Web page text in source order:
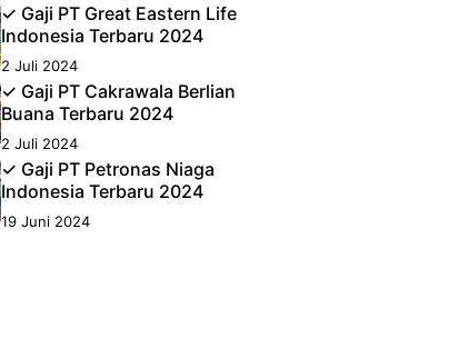
✓ Gaji PT Great Eastern Life
Indonesia Terbaru 2024
2 Juli 2024
✓ Gaji PT Cakrawala Berlian
Buana Terbaru 2024
2 Juli 2024
✓ Gaji PT Petronas Niaga
Indonesia Terbaru 2024
19 Juni 2024